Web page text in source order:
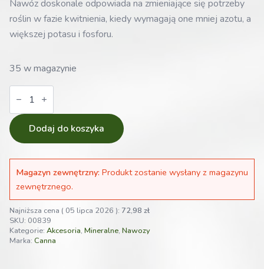
Nawóz doskonale odpowiada na zmieniające się potrzeby
roślin w fazie kwitnienia, kiedy wymagają one mniej azotu, a
większej potasu i fosforu.
35 w magazynie
ilość
Nawóz
Aqua
Flores
2x1L
na
do
uprawy
hydroponicznej
Dodaj do koszyka
Magazyn zewnętrzny: Produkt zostanie wysłany z magazynu
zewnętrznego.
Najniższa cena ( 05 lipca 2026 ): 72,98 zł
SKU: 00839
Kategorie: Akcesoria, Mineralne, Nawozy
Marka: Canna